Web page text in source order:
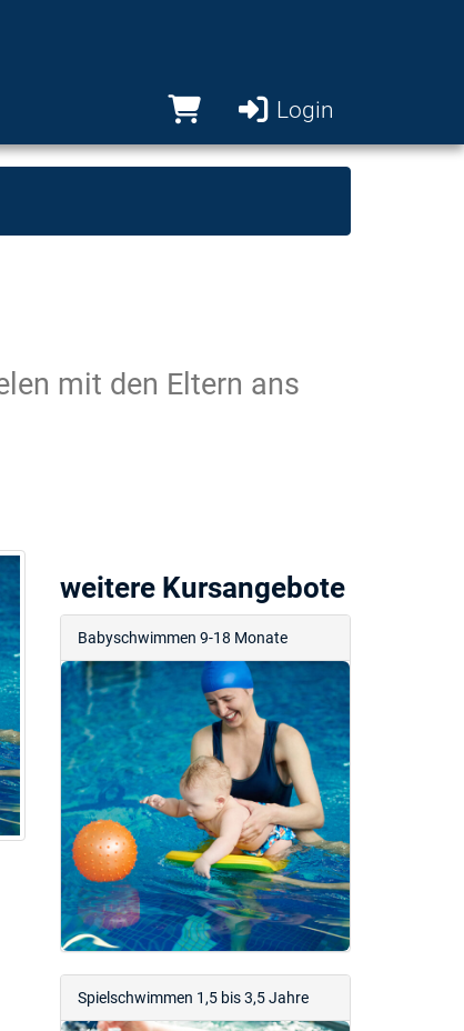
Login
mit den Eltern ans
weitere Kursangebote
Babyschwimmen 9-18 Monate
Spielschwimmen 1,5 bis 3,5 Jahre